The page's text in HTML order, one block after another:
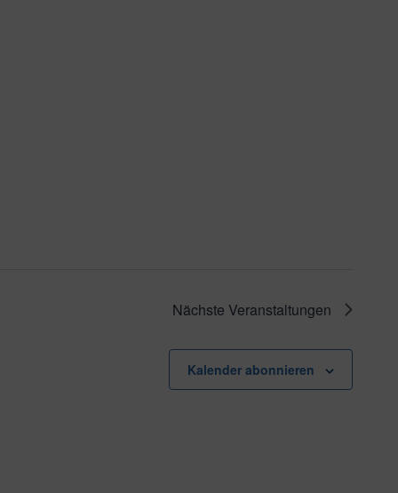
Nächste Veranstaltungen
Kalender abonnieren